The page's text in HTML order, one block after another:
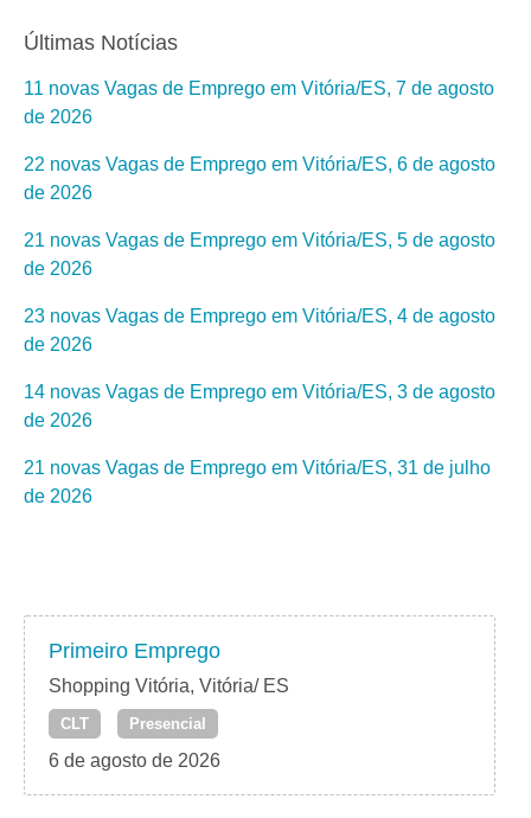
Últimas Notícias
11 novas Vagas de Emprego em Vitória/ES, 7 de agosto
de 2026
22 novas Vagas de Emprego em Vitória/ES, 6 de agosto
de 2026
21 novas Vagas de Emprego em Vitória/ES, 5 de agosto
de 2026
23 novas Vagas de Emprego em Vitória/ES, 4 de agosto
de 2026
14 novas Vagas de Emprego em Vitória/ES, 3 de agosto
de 2026
21 novas Vagas de Emprego em Vitória/ES, 31 de julho
de 2026
Primeiro Emprego
Shopping Vitória, Vitória/ ES
CLT Presencial
6 de agosto de 2026